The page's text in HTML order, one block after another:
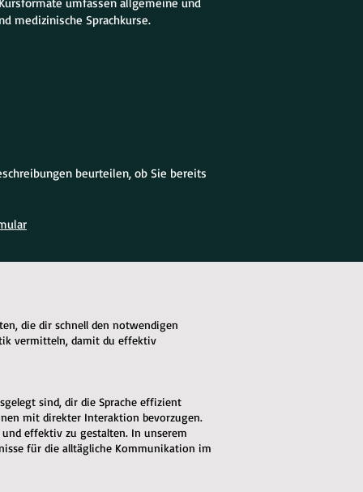
medizinische Sprachkurse.
beurteilen, ob Sie bereits
die dir schnell den notwendigen
vermitteln, damit du effektiv
sind, dir die Sprache effizient
mit direkter Interaktion bevorzugen.
effektiv zu gestalten. In unserem
für die alltägliche Kommunikation im